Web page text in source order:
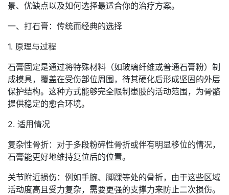
景、优缺点以及如何选择最适合你的治疗方案。
一、打石膏：传统而经典的选择
1. 原理与过程
石膏固定是通过将特殊材料（如玻璃纤维或普通石膏粉）制
成模具，覆盖在受伤部位周围，待其硬化后形成坚固的外层
保护结构。这种方式能够完全限制患肢的活动范围，为骨骼
提供稳定的愈合环境。
2. 适用情况
复杂性骨折：对于多段粉碎性骨折或伴有明显移位的情况，
石膏能更好地维持复位后的位置。
关节附近损伤：例如手腕、脚踝等处的骨折，由于这些区域
活动度高且受力复杂，需要更强的支撑力来防止二次损伤。